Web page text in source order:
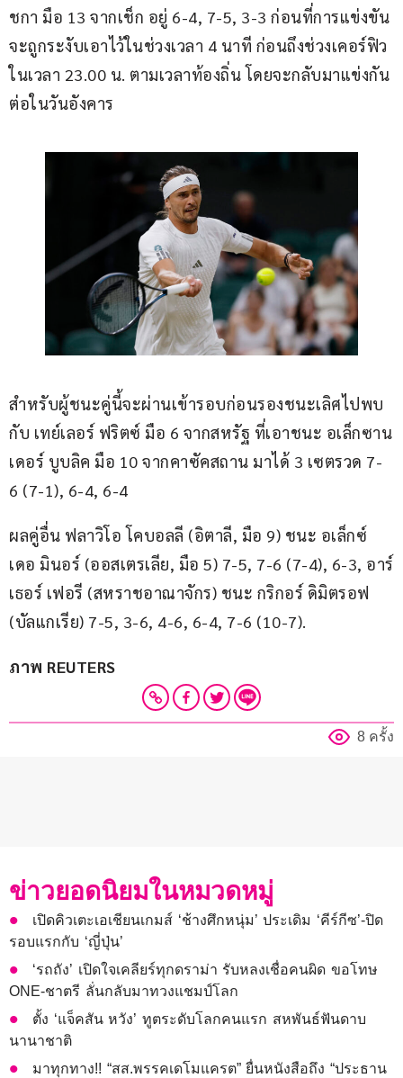
ชกา มือ 13 จากเช็ก อยู่ 6-4, 7-5, 3-3 ก่อนที่การแข่งขัน
จะถูกระงับเอาไว้ในช่วงเวลา 4 นาที ก่อนถึงช่วงเคอร์ฟิว
ในเวลา 23.00 น. ตามเวลาท้องถิ่น โดยจะกลับมาแข่งกัน
ต่อในวันอังคาร
สำหรับผู้ชนะคู่นี้จะผ่านเข้ารอบก่อนรองชนะเลิศไปพบ
กับ เทย์เลอร์ ฟริตซ์ มือ 6 จากสหรัฐ ที่เอาชนะ อเล็กซาน
เดอร์ บูบลิค มือ 10 จากคาซัคสถาน มาได้ 3 เซตรวด 7-
6 (7-1), 6-4, 6-4
ผลคู่อื่น ฟลาวิโอ โคบอลลี (อิตาลี, มือ 9) ชนะ อเล็กซ์
เดอ มินอร์ (ออสเตรเลีย, มือ 5) 7-5, 7-6 (7-4), 6-3, อาร์
เธอร์ เฟอรี (สหราชอาณาจักร) ชนะ กริกอร์ ดิมิตรอฟ
(บัลแกเรีย) 7-5, 3-6, 4-6, 6-4, 7-6 (10-7).
ภาพ REUTERS
8 ครั้ง
ข่าวยอดนิยมในหมวดหมู่
เปิดคิวเตะเอเชียนเกมส์ ‘ช้างศึกหนุ่ม’ ประเดิม ‘คีร์กีซ’-ปิด
รอบแรกกับ ‘ญี่ปุ่น’
‘รถถัง’ เปิดใจเคลียร์ทุกดราม่า รับหลงเชื่อคนผิด ขอโทษ
ONE-ชาตรี ลั่นกลับมาทวงแชมป์โลก
ตั้ง ‘แจ็คสัน หวัง’ ทูตระดับโลกคนแรก สหพันธ์ฟันดาบ
นานาชาติ
มาทุกทาง!! “สส.พรรคเดโมแครต” ยื่นหนังสือถึง “ประธาน